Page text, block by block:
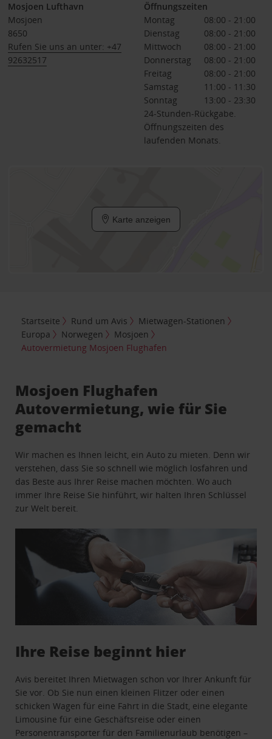
Mosjoen Lufthavn
Mosjoen
8650
Rufen Sie uns an unter: +47
92632517
Öffnungszeiten
Montag
08:00 - 21:00
Dienstag
08:00 - 21:00
Mittwoch
08:00 - 21:00
Donnerstag
08:00 - 21:00
Freitag
08:00 - 21:00
Samstag
11:00 - 11:30
Sonntag
13:00 - 23:30
24-Stunden-Rückgabe.
Öffnungszeiten des
laufenden Monats.
Karte anzeigen
Startseite Rund um Avis
Mietwagen-Stationen
Europa
Norwegen
Mosjoen
Autovermietung Mosjoen Flughafen
Mosjoen Flughafen
Autovermietung, wie für Sie
gemacht
Wir machen es Ihnen leicht, ein Auto zu mieten. Denn wir
verstehen, dass Sie so schnell wie möglich losfahren und
das Beste aus Ihrer Reise machen möchten. Wo auch
immer Ihre Reise Sie hinführt, wir halten Ihren Schlüssel
zur Welt bereit.
Ihre Reise beginnt hier
Avis bereitet Ihren Mietwagen schon vor Ihrer Ankunft für
Sie vor. Ob Sie nun einen kleinen Flitzer oder einen
schicken Wagen für eine Fahrt in die Stadt, eine elegante
Limousine für eine Geschäftsreise oder einen
Personentransporter für den Familienurlaub benötigen –